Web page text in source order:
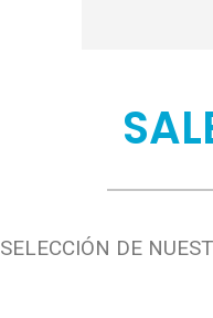
SELECCIÓN DE